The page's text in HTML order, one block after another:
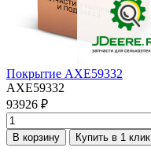
Покрытие AXE59332
AXE59332
93926 ₽
В корзину Купить в 1 клик